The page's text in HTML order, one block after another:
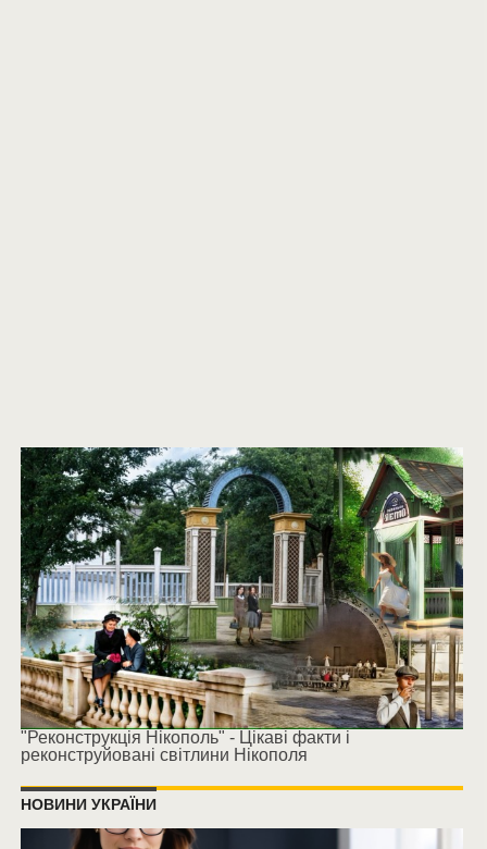
"Реконструкція Нікополь" - Цікаві факти і
реконструйовані світлини Нікополя
НОВИНИ УКРАЇНИ